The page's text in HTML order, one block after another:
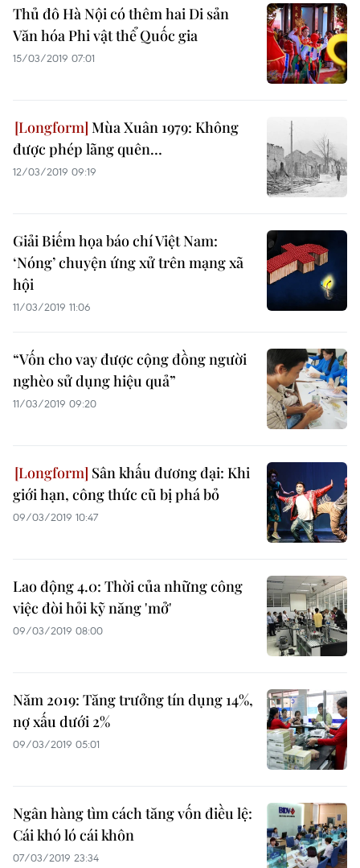
Thủ đô Hà Nội có thêm hai Di sản
Văn hóa Phi vật thể Quốc gia
15/03/2019 07:01
Mùa Xuân 1979: Không
được phép lãng quên…
12/03/2019 09:19
Giải Biếm họa báo chí Việt Nam:
‘Nóng’ chuyện ứng xử trên mạng xã
hội
11/03/2019 11:06
“Vốn cho vay được cộng đồng người
nghèo sử dụng hiệu quả”
11/03/2019 09:20
Sân khấu đương đại: Khi
giới hạn, công thức cũ bị phá bỏ
09/03/2019 10:47
Lao động 4.0: Thời của những công
việc đòi hỏi kỹ năng 'mở'
09/03/2019 08:00
Năm 2019: Tăng trưởng tín dụng 14%,
nợ xấu dưới 2%
09/03/2019 05:01
Ngân hàng tìm cách tăng vốn điều lệ:
Cái khó ló cái khôn
07/03/2019 23:34